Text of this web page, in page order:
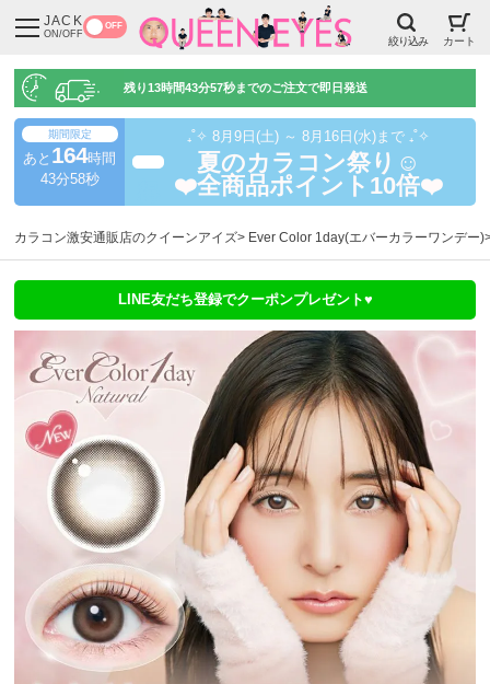
JACK
ON/OFF
OFF
絞り込み カート
残り13時間43分56秒までのご注文で即日発送
期間限定
あと 164時間
43分56秒
₊˚✧ 8月9日(土) ～ 8月16日(水)まで ₊˚✧
夏のカラコン祭り☺️
❤️全商品ポイント10倍❤️
カラコン激安通販店のクイーンアイズ Ever Color 1day(エバーカラーワンデー)
LINE友だち登録でクーポンプレゼント♥